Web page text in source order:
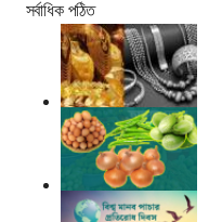
সর্বাধিক পঠিত